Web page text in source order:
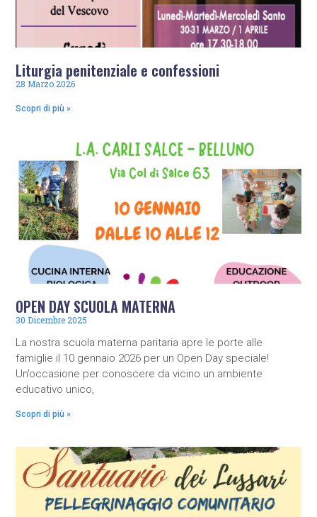
Liturgia penitenziale e confessioni
28 Marzo 2026
Scopri di più »
OPEN DAY SCUOLA MATERNA
30 Dicembre 2025
La nostra scuola materna paritaria apre le porte alle
famiglie il 10 gennaio 2026 per un Open Day speciale!
Un’occasione per conoscere da vicino un ambiente
educativo unico,
Scopri di più »